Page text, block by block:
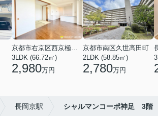
京都市右京区西京極河原町
3LDK (66.72㎡)
2,980万円
京都市南区久世高田町
2LDK (58.85㎡)
2,780万円
長岡京駅 シャルマンコーポ神足 3階